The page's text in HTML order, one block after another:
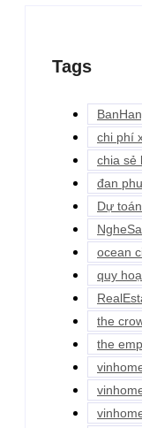
Tags
chi phí
chia sẻ
đan
Dự
ocean
quy
the
the